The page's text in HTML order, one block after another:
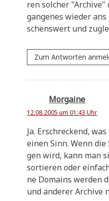
ren sol­cher
gan­ge­nes wie­der
schens­wert und
Zum Antworten
Morgaine
12.08.2005 um 01:43 Uhr
Ja. Erschreckend,
einen Sinn. Wenn
gen wird, kann man
sor­tie­ren oder
ne Domains wer­den
und ande­rer Archi­ve